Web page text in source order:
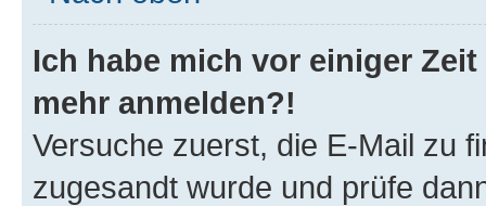
Ich habe mich vor einiger
mehr anmelden?!
Versuche zuerst, die E-Mail zu
zugesandt wurde und prüfe